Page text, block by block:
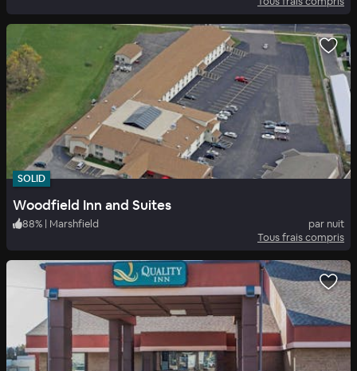
SOLID
Woodfield Inn and Suites
88% | Marshfield
par nuit
Tous frais compris